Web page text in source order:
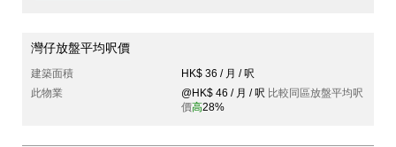
灣仔放盤平均呎價
建築面積
HK$ 36 / 月 / 呎
此物業
@HK$ 46 / 月 / 呎 比較同區放盤平均呎
價高28%